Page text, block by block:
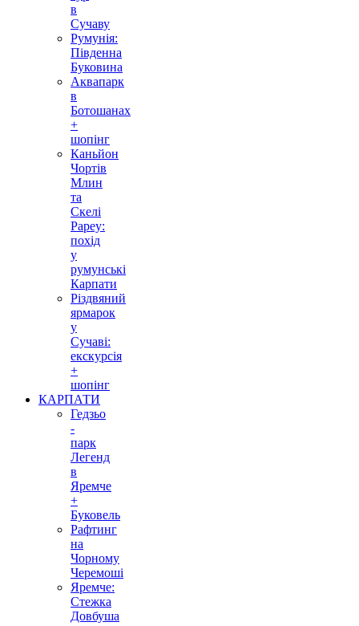
в
Сучаву
Румунія:
Південна
Буковина
Аквапарк
в
Ботошанах
+
шопінг
Каньйон
Чортів
Млин
та
Скелі
Рареу:
похід
у
румунські
Карпати
Різдвяний
ярмарок
у
Сучаві:
екскурсія
+
шопінг
КАРПАТИ
Гедзьо
-
парк
Легенд
в
Яремче
+
Буковель
Рафтинг
на
Чорному
Черемоші
Яремче:
Стежка
Довбуша